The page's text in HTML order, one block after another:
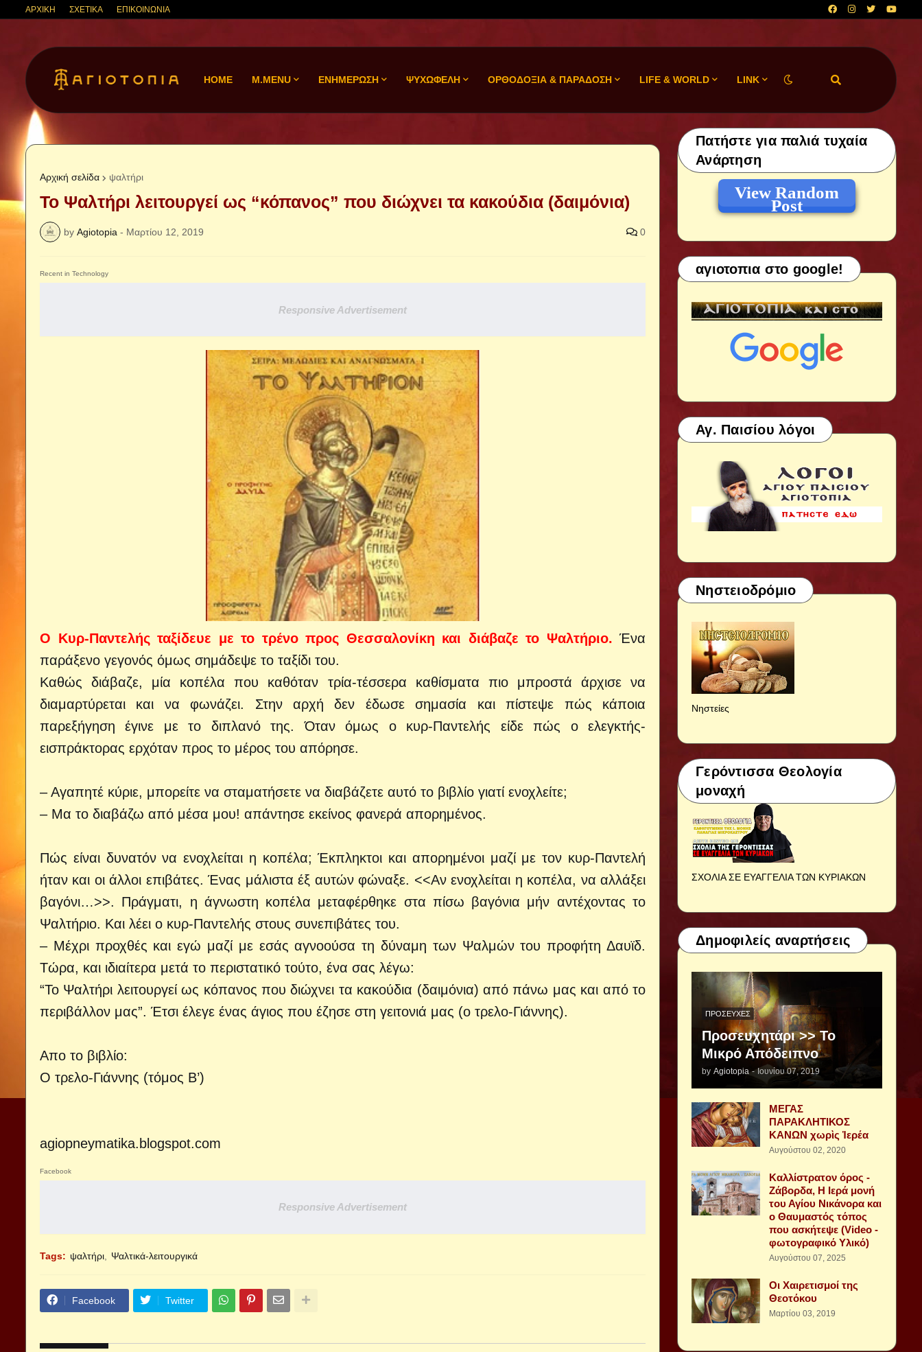
ΑΡΧΙΚΗ ΣΧΕΤΙΚΑ ΕΠΙΚΟΙΝΩΝΙΑ
HOME M.MENU ΕΝΗΜΕΡΩΣΗ ΨΥΧΩΦΕΛΗ ΟΡΘΟΔΟΞΙΑ & ΠΑΡΑΔΟΣΗ LIFE & WORLD LINK
Αρχική σελίδα ψαλτήρι
Το Ψαλτήρι λειτουργεί ως “κόπανος” που διώχνει τα κακούδια (δαιμόνια)
by Agiotopia - Μαρτίου 12, 2019 0
Recent in Technology
Responsive Advertisement
Ο Κυρ-Παντελής ταξίδευε με το τρένο προς Θεσσαλονίκη και διάβαζε το Ψαλτήριο. Ένα
παράξενο γεγονός όμως σημάδεψε το ταξίδι του.
Καθώς διάβαζε, μία κοπέλα που καθόταν τρία-τέσσερα καθίσματα πιο μπροστά άρχισε να
διαμαρτύρεται και να φωνάζει. Στην αρχή δεν έδωσε σημασία και πίστεψε πώς κάποια
παρεξήγηση έγινε με το διπλανό της. Όταν όμως ο κυρ-Παντελής είδε πώς ο ελεγκτής-
εισπράκτορας ερχόταν προς το μέρος του απόρησε.
– Αγαπητέ κύριε, μπορείτε να σταματήσετε να διαβάζετε αυτό το βιβλίο γιατί ενοχλείτε;
– Μα το διαβάζω από μέσα μου! απάντησε εκείνος φανερά απορημένος.
Πώς είναι δυνατόν να ενοχλείται η κοπέλα; Έκπληκτοι και απορημένοι μαζί με τον κυρ-Παντελή
ήταν και οι άλλοι επιβάτες. Ένας μάλιστα έξ αυτών φώναξε. <<Αν ενοχλείται η κοπέλα, να αλλάξει
βαγόνι…>>. Πράγματι, η άγνωστη κοπέλα μεταφέρθηκε στα πίσω βαγόνια μήν αντέχοντας το
Ψαλτήριο. Και λέει ο κυρ-Παντελής στους συνεπιβάτες του.
– Μέχρι προχθές και εγώ μαζί με εσάς αγνοούσα τη δύναμη των Ψαλμών του προφήτη Δαυϊδ.
Τώρα, και ιδιαίτερα μετά το περιστατικό τούτο, ένα σας λέγω:
“Το Ψαλτήρι λειτουργεί ως κόπανος που διώχνει τα κακούδια (δαιμόνια) από πάνω μας και από το
περιβάλλον μας”. Έτσι έλεγε ένας άγιος που έζησε στη γειτονιά μας (ο τρελο-Γιάννης).
Aπο το βιβλίο:
Ο τρελο-Γιάννης (τόμος Β’)
agiopneymatika.blogspot.com
Facebook
Responsive Advertisement
Tags: ψαλτήρι Ψαλτικά-λειτουργικά
Facebook Twitter
Πατήστε για παλιά τυχαία
Ανάρτηση
View Random
Post
αγιοτοπια στο google!
Αγ. Παισίου λόγοι
Νηστειοδρόμιο
Νηστείες
Γερόντισσα Θεολογία
μοναχή
ΣΧΟΛΙΑ ΣΕ ΕΥΑΓΓΕΛΙΑ ΤΩΝ ΚΥΡΙΑΚΩΝ
Δημοφιλείς αναρτήσεις
ΠΡΟΣΕΥΧΈΣ
Προσευχητάρι >> Το
Μικρό Απόδειπνο
by Agiotopia - Ιουνίου 07, 2019
ΜΕΓΑΣ
ΠΑΡΑΚΛΗΤΙΚΟΣ
ΚΑΝΩΝ χωρὶς Ἱερέα
Αυγούστου 02, 2020
Καλλίστρατον όρος -
Ζάβορδα, Η Ιερά μονή
του Αγίου Νικάνορα και
ο Θαυμαστός τόπος
που ασκήτεψε (Video -
φωτογραφικό Υλικό)
Αυγούστου 07, 2025
Οι Χαιρετισμοί της
Θεοτόκου
Μαρτίου 03, 2019